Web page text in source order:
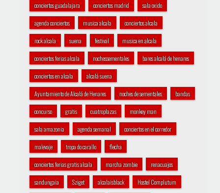
conciertos guadalajara conciertos madrid sala oxido
agenda conciertos musica alcala conciertos alcala
rock alcala suena festival musica en alcala
conciertos ferias alcala nochessementales bares alcalá de henares
conciertos en alcala alcalá suena
Ayuntamiento de Alcalá de Henares noches de sementales bandas
concurso gratis cuatroplazas monkey man
sala amazonia agenda semanal conciertos en el corredor
malevaje tropa do carallo flecha
conciertos ferias gratis alcala marcha zombie renacuajos
sandungaia Sziget alcalaisblack Hostel Complutum